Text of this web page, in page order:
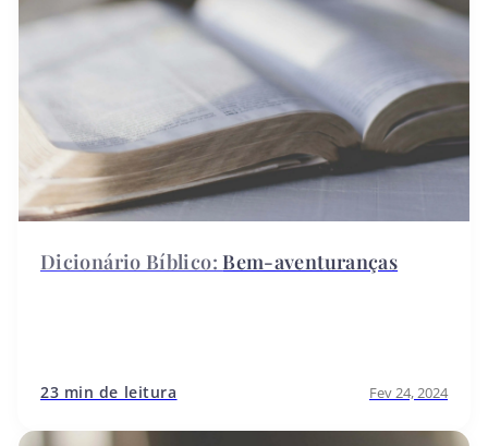
Bem-aventuranças
23 min de leitura Fev 24, 2024